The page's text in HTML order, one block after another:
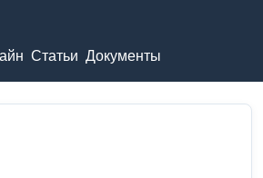
Статьи Документы